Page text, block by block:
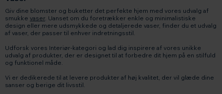
Giv dine blomster og buketter det perfekte hjem med vores udvalg af
smukke vaser . Uanset om du foretrækker enkle og minimalistiske
design eller mere udsmykkede og detaljerede vaser, finder du et udvalg
af vaser, der passer til enhver indretningsstil.
Udforsk vores Interiør-kategori og lad dig inspirere af vores unikke
udvalg af produkter, der er designet til at forbedre dit hjem på en stilfuld
og funktionel måde.
Vi er dedikerede til at levere produkter af høj kvalitet, der vil glæde dine
sanser og berige dit livsstil.